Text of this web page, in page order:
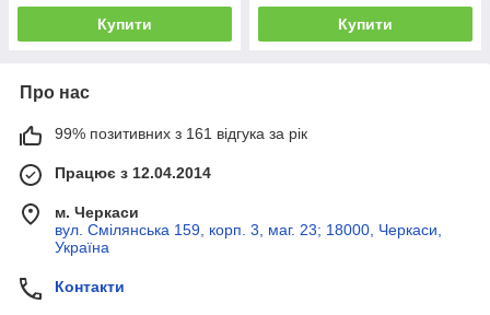
Купити Купити
Про нас
99% позитивних з 161 відгука за рік
Працює з 12.04.2014
м. Черкаси
вул. Смілянська 159, корп. 3, маг. 23; 18000, Черкаси,
Україна
Контакти